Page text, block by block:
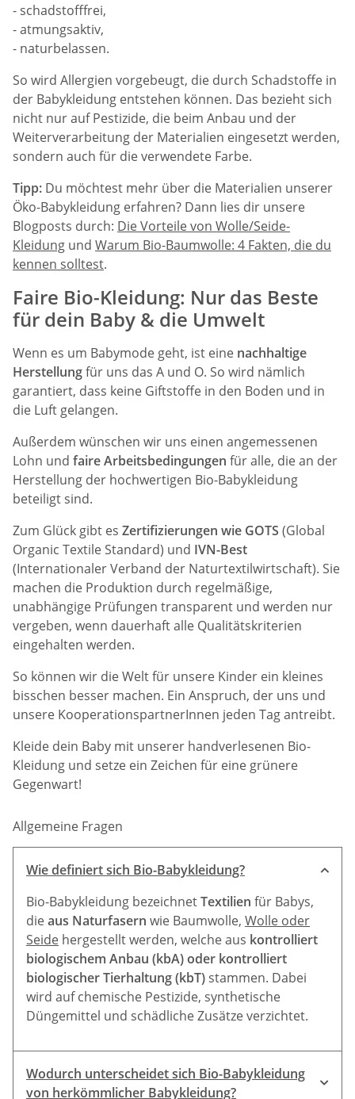
- schadstofffrei,
- atmungsaktiv,
- naturbelassen.
So wird Allergien vorgebeugt, die durch Schadstoffe in
der Babykleidung entstehen können. Das bezieht sich
nicht nur auf Pestizide, die beim Anbau und der
Weiterverarbeitung der Materialien eingesetzt werden,
sondern auch für die verwendete Farbe.
Tipp: Du möchtest mehr über die Materialien unserer
Öko-Babykleidung erfahren? Dann lies dir unsere
Blogposts durch: Die Vorteile von Wolle/Seide-
Kleidung und Warum Bio-Baumwolle: 4 Fakten, die du
kennen solltest.
Faire Bio-Kleidung: Nur das Beste
für dein Baby & die Umwelt
Wenn es um Babymode geht, ist eine nachhaltige
Herstellungfür uns das A und O. So wird nämlich
garantiert, dass keine Giftstoffe in den Boden und in
die Luft gelangen.
Außerdem wünschen wir uns einen angemessenen
Lohn und faire Arbeitsbedingungen für alle, die an der
Herstellung der hochwertigen Bio-Babykleidung
beteiligt sind.
Zum Glück gibt es Zertifizierungen wie GOTS (Global
Organic Textile Standard) und IVN-Best
(Internationaler Verband der Naturtextilwirtschaft). Sie
machen die Produktion durch regelmäßige,
unabhängige Prüfungen transparent und werden nur
vergeben, wenn dauerhaft alle Qualitätskriterien
eingehalten werden.
So können wir die Welt für unsere Kinder ein kleines
bisschen besser machen. Ein Anspruch, der uns und
unsere KooperationspartnerInnen jeden Tag antreibt.
Kleide dein Baby mit unserer handverlesenen Bio-
Kleidung und setze ein Zeichen für eine grünere
Gegenwart!
Allgemeine Fragen
Wie definiert sich Bio-Babykleidung?
Bio-Babykleidung bezeichnetTextilien für Babys,
dieaus Naturfasern wie Baumwolle, Wolle oder
Seide hergestellt werden, welche aus kontrolliert
biologischem Anbau (kbA) oder kontrolliert
biologischer Tierhaltung (kbT) stammen. Dabei
wird auf chemische Pestizide, synthetische
Düngemittel und schädliche Zusätze verzichtet.
Wodurch unterscheidet sich Bio-Babykleidung
von herkömmlicher Babykleidung?